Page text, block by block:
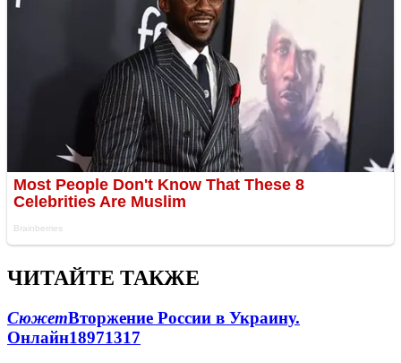
ЧИТАЙТЕ ТАКЖЕ
СюжетВторжение России в Украину.
Онлайн18971317